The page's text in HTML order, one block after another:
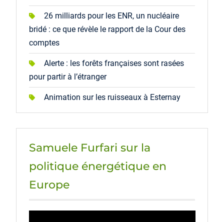
26 milliards pour les ENR, un nucléaire
bridé : ce que révèle le rapport de la Cour des
comptes
Alerte : les forêts françaises sont rasées
pour partir à l’étranger
Animation sur les ruisseaux à Esternay
Samuele Furfari sur la
politique énergétique en
Europe